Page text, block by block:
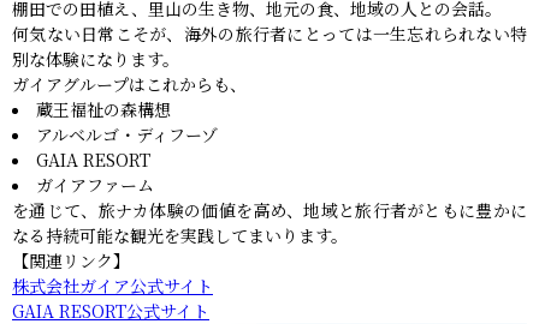
棚田での田植え、里山の生き物、地元の食、地域の人との会話。
何気ない日常こそが、海外の旅行者にとっては一生忘れられない特
別な体験になります。
ガイアグループはこれからも、
蔵王福祉の森構想
アルベルゴ・ディフーゾ
GAIA RESORT
ガイアファーム
を通じて、旅ナカ体験の価値を高め、地域と旅行者がともに豊かに
なる持続可能な観光を実践してまいります。
【関連リンク】
株式会社ガイア公式サイト
GAIA RESORT公式サイト